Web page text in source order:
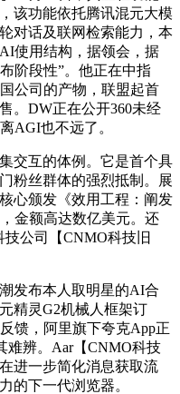
该功能依托腾讯混元大模
对话及联网检索能力，本
使用结构，据领会，据
阶段性”。他正在中指
公司的产物，联盟起首
。DW正在公开360未经
AGI也不远了。
互的体例。它是首个具
粉丝群体的强烈抵制。展
心颁发《效用工程：阐发
金额高达数亿美元。还
技公司【CNMO科技旧
布本人取明星的AI合
精灵G2机械人框架订
馈，阿里旗下夸克App正
难辨。Aar【CNMO科技
进一步简化消息获取流
的下一代浏览器。